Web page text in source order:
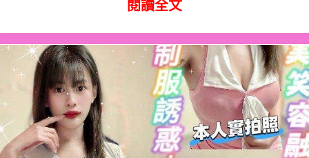
閱讀全文